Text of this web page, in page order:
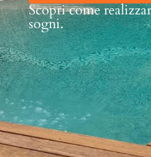
Scopri come
sogni.